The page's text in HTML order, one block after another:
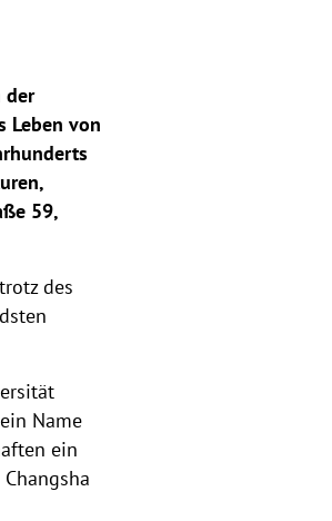
der
Leben von
59,
des
Name
ein